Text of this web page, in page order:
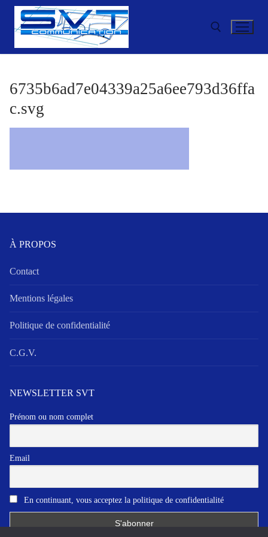
Aller
contenu
6735b6ad7e04339a25a6ee793d36ffa
c.svg
À PROPOS
Contact
Mentions légales
Politique de confidentialité
C.G.V.
NEWSLETTER SVT
Prénom ou nom complet
Email
En continuant, vous acceptez la politique de confidentialité